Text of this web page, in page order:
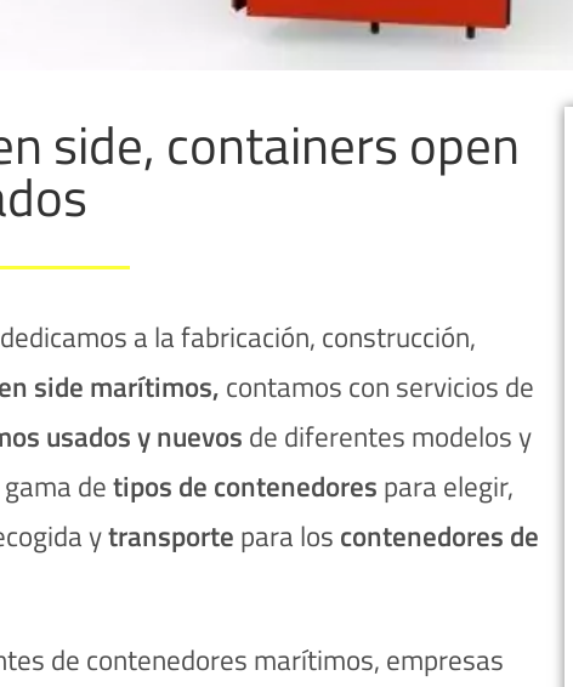
side, containers open
a la fabricación, construcción,
side marítimos, contamos con servicios de
usados y nuevos de diferentes modelos y
detipos de contenedores para elegir,
ytransporte para los contenedores de
de contenedores marítimos, empresas